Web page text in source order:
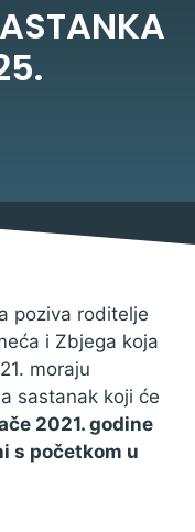
poziva roditelje
i Zbjega koja
moraju
sastanak koji će
2021. godine
s početkom u